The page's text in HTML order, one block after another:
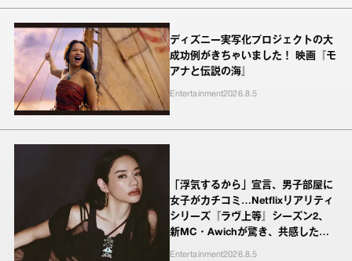
ディズニー実写化プロジェクトの大
成功例がきちゃいました！ 映画『モ
アナと伝説の海』
Entertainment2026.8.5
「浮気するから」宣言、男子部屋に
女子がカチコミ…Netflixリアリティ
シリーズ『ラヴ上等』シーズン2、
新MC・Awichが驚き、共感したヤ
Entertainment2026.8.5